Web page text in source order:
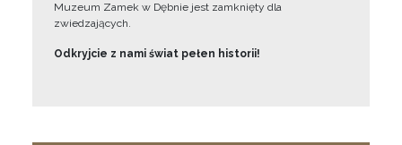
Muzeum Zamek w Dębnie jest zamknięty dla
zwiedzających.
Odkryjcie z nami świat pełen historii!